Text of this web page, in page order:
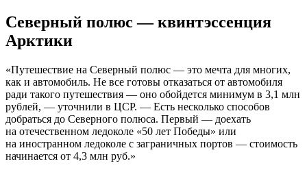
Северный полюс — квинтэссенция
Арктики
«Путешествие на Северный полюс — это мечта для многих,
как и автомобиль. Не все готовы отказаться от автомобиля
ради такого путешествия — оно обойдется минимум в 3,1 млн
рублей, — уточнили в ЦСР. — Есть несколько способов
добраться до Северного полюса. Первый — доехать
на отечественном ледоколе «50 лет Победы» или
на иностранном ледоколе с заграничных портов — стоимость
начинается от 4,3 млн руб.»